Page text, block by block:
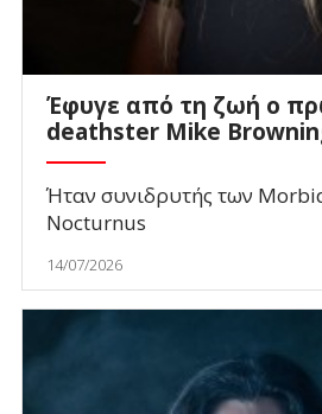
Έφυγε από τη ζωή ο
deathster Mike
Ήταν συνιδρυτής των
Nocturnus
14/07/2026